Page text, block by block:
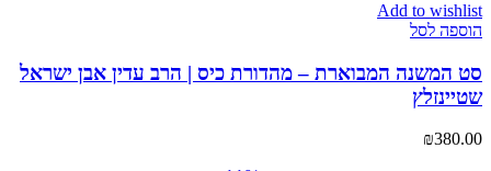
Add to wishlist
הוספה לסל
סט המשנה המבוארת – מהדורת כיס | הרב עדין אבן ישראל
שטיינזלץ
₪380.00